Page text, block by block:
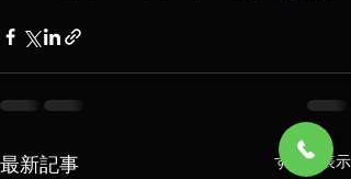
最新記事 すべて表示